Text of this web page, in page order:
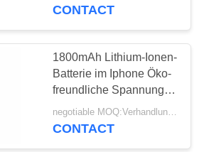
CONTACT
1800mAh Lithium-Ionen-
Batterie im Iphone Öko-
freundliche Spannung
3.8V
negotiable MOQ:Verhandlungsfähig
CONTACT